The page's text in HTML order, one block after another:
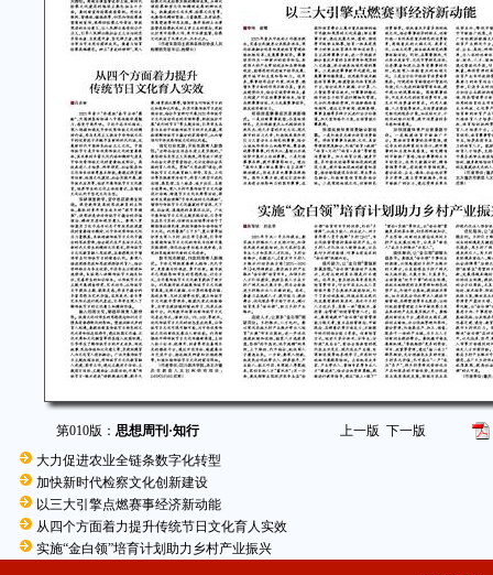
第010版：思想周刊·知行 上一版 下一版
大力促进农业全链条数字化转型
加快新时代检察文化创新建设
以三大引擎点燃赛事经济新动能
从四个方面着力提升传统节日文化育人实效
实施“金白领”培育计划助力乡村产业振兴